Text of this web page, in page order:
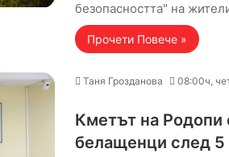
безопасността" на
Прочети Повече »
Таня Грозданова
08:00ч,
Кметът на Родопи
белащенци след 5